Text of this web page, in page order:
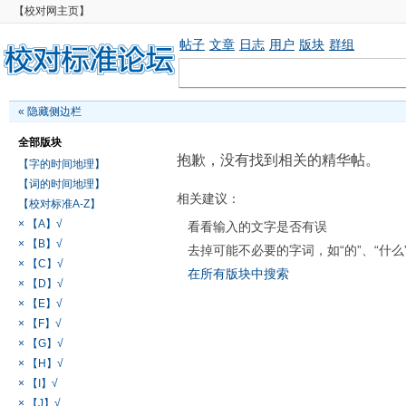
【校对网主页】
帖子 文章 日志 用户 版块 群组
« 隐藏侧边栏
全部版块
【字的时间地理】
【词的时间地理】
【校对标准A-Z】
× 【A】√
× 【B】√
× 【C】√
× 【D】√
× 【E】√
× 【F】√
× 【G】√
× 【H】√
× 【I】√
× 【J】√
抱歉，没有找到相关的精华帖。
相关建议：
看看输入的文字是否有误
去掉可能不必要的字词，如“的”、“什么
在所有版块中搜索